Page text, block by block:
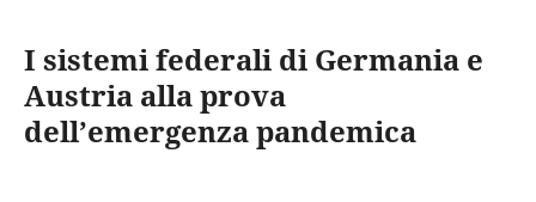
I sistemi federali di Germania e
Austria alla prova
dell’emergenza pandemica